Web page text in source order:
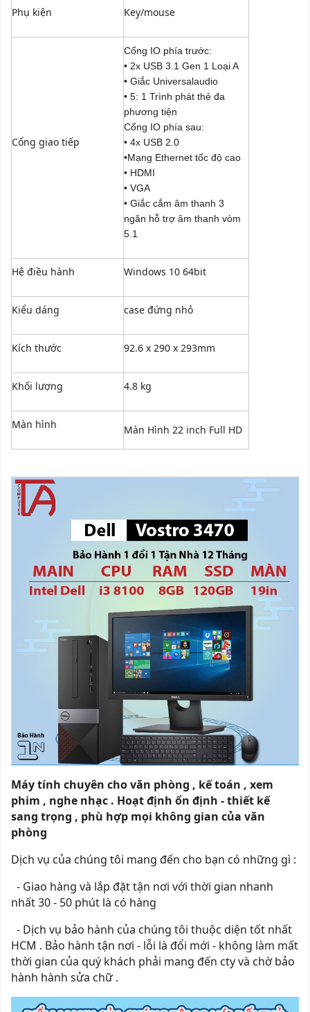
Phụ kiện Key/mouse
Cổng giao tiếp
Cổng IO phía trước:
• 2x USB 3.1 Gen 1 Loại A
• Giắc Universalaudio
• 5: 1 Trình phát thẻ đa
phương tiện
Cổng IO phía sau:
• 4x USB 2.0
•Mạng Ethernet tốc độ cao
• HDMI
• VGA
• Giắc cắm âm thanh 3
ngăn hỗ trợ âm thanh vòm
5.1
Hệ điều hành Windows 10 64bit
Kiểu dáng case đứng nhỏ
Kích thước 92.6 x 290 x 293mm
Khối lượng 4.8 kg
Màn hình Màn Hình 22 inch Full HD
Máy tính chuyên cho văn phòng , kế toán , xem
phim , nghe nhạc . Hoạt định ổn định - thiết kế
sang trọng , phù hợp mọi không gian của văn
phòng
Dịch vụ của chúng tôi mang đến cho bạn có những gì :
- Giao hàng và lắp đặt tận nơi với thời gian nhanh
nhất 30 - 50 phút là có hàng
- Dịch vụ bảo hành của chúng tôi thuộc diện tốt nhất
HCM . Bảo hành tận nơi - lỗi là đổi mới - không làm mất
thời gian của quý khách phải mang đến cty và chờ bảo
hành hành sửa chữ .